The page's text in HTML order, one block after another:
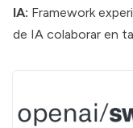
IA: Framework
de IA colaborar en